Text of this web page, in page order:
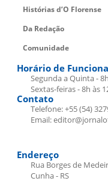
Histórias d’O Florense
Da Redação
Comunidade
Horário de
Segunda a Quinta -
Sextas-feiras - 8h às
Contato
Telefone: +55 (54)
Email:
Endereço
Rua Borges de
Cunha - RS